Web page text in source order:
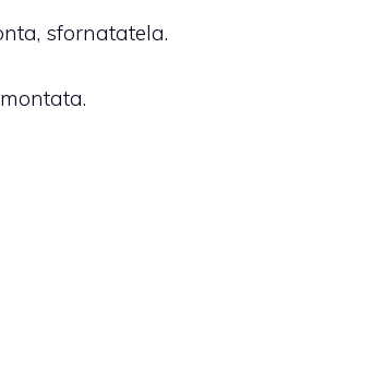
sfornatatela.